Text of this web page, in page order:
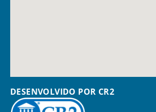
DESENVOLVIDO POR CR2